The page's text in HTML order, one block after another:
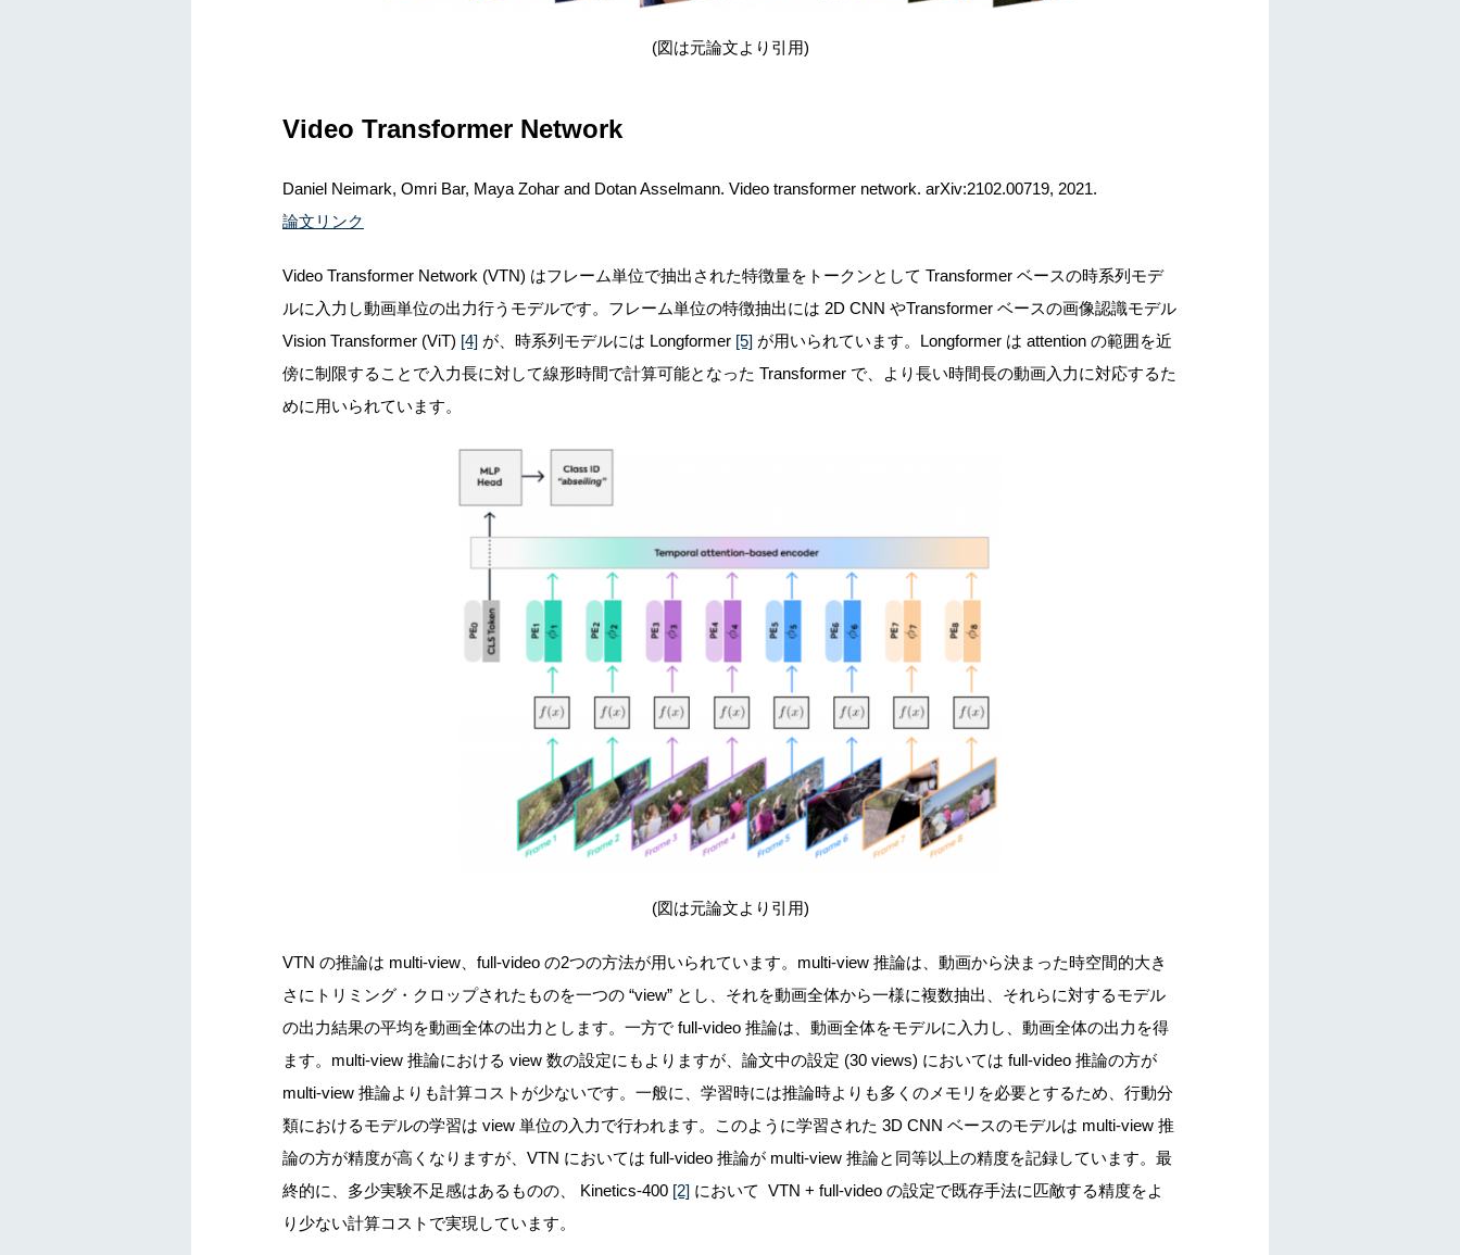
(図は元論文より引用)
Video Transformer Network
Daniel Neimark, Omri Bar, Maya Zohar and Dotan Asselmann. Video transformer network. arXiv:2102.00719, 2021.
論文リンク
Video Transformer Network (VTN) はフレーム単位で抽出された特徴量をトークンとして Transformer ベースの時系列モデ
ルに入力し動画単位の出力行うモデルです。 フレーム単位の特徴抽出には 2D CNN やTransformer ベースの画像認識モデル
Vision Transformer (ViT) [4] が、時系列モデルには Longformer [5] が用いられています。Longformer は attention の範囲を近
傍に制限することで入力長に対して線形時間で計算可能となった Transformer で、より長い時間長の動画入力に対応するた
めに用いられています。
(図は元論文より引用)
VTN の推論は multi-view、full-video の2つの方法が用いられています。 multi-view 推論は、動画から決まった時空間的大き
さにトリミング・クロップされたものを一つの “view” とし、それを動画全体から一様に複数抽出、それらに対するモデル
の出力結果の平均を動画全体の出力とします。一方で full-video 推論は、動画全体をモデルに入力し、動画全体の出力を得
ます。multi-view 推論における view 数の設定にもよりますが、論文中の設定 (30 views) においては full-video 推論の方が
multi-view 推論よりも計算コストが少ないです。 一般に、学習時には推論時よりも多くのメモリを必要とするため、行動分
類におけるモデルの学習は view 単位の入力で行われます。このように学習された 3D CNN ベースのモデルは multi-view 推
論の方が精度が高くなりますが、VTN においては full-video 推論が multi-view 推論と同等以上の精度を記録しています。最
終的に、 多少実験不足感はあるものの、 Kinetics-400 [2] において VTN + full-video の設定で既存手法に匹敵する精度をよ
り少ない計算コストで実現しています。